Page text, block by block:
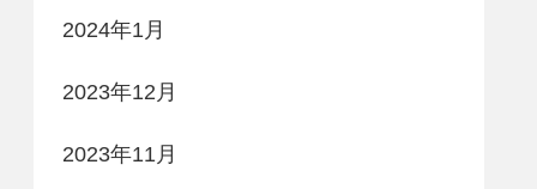
2024年1月
2023年12月
2023年11月